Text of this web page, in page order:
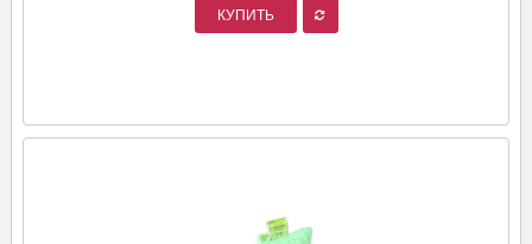
КУПИТЬ